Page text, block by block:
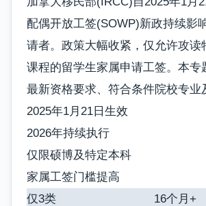
配偶开放工签(SOWP)新政持续影
请者。政策大幅收紧，仅允许攻读
课程的留学生家属申请工签。本专
最新资格要求、符合条件院校专业
2025年1月21日生效
2026年持续执行
仅限硕博及特定本科
家属工签门槛提高
仅3类
16个月+